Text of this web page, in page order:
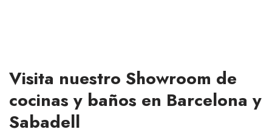
Visita nuestro Showroom de
cocinas y baños en Barcelona y
Sabadell